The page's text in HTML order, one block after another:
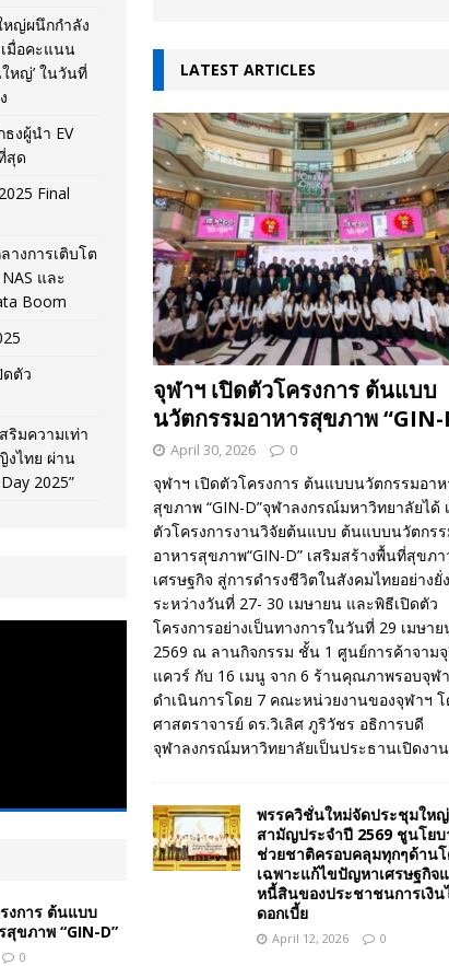
LATEST ARTICLES
จุฬาฯ เปิดตัวโครงการ ต้นแบบ
นวัตกรรมอาหารสุขภาพ “GIN-
April 30, 2026 0
จุฬาฯ เปิดตัวโครงการ ต้นแบบนวัตกรรมอาห
สุขภาพ “GIN-D”จุฬาลงกรณ์มหาวิทยาลัยได้
ตัวโครงการงานวิจัยต้นแบบ ต้นแบบนวัตกร
อาหารสุขภาพ“GIN-D” เสริมสร้างพื้นที่สุขภา
เศรษฐกิจ สู่การดำรงชีวิตในสังคมไทยอย่างยั่
ระหว่างวันที่ 27- 30 เมษายน และพิธีเปิดตัว
โครงการอย่างเป็นทางการในวันที่ 29 เมษาย
2569 ณ ลานกิจกรรม ชั้น 1 ศูนย์การค้าจาม
แควร์ กับ 16 เมนู จาก 6 ร้านคุณภาพรอบจุฬ
ดำเนินการโดย 7 คณะหน่วยงานของจุฬาฯ​
ศาสตราจารย์ ดร.วิเลิศ ภูริวัชร อธิการบดี
จุฬาลงกรณ์มหาวิทยาลัยเป็นประธานเปิดงาน
พรรควิชั่นใหม่จัดประชุมใหญ่
สามัญประจำปี 2569 ชูนโยบ
ช่วยชาติครอบคลุมทุกๆด้าน
เฉพาะแก้ไขปัญหาเศรษฐกิจ
หนี้สินของประชาชนการเงิน
ดอกเบี้ย
April 12, 2026 0
ญ่ผนึกกำลัง
มื่อคะแนน
ใหญ่’ ในวันที่
งผู้นำ EV
สุด
Final
างการเติบโต
และ
Boom
ดตัว
ริมความเท่า
งไทย ผ่าน
2025”
งการ ต้นแบบ
ขภาพ “GIN-D”
0